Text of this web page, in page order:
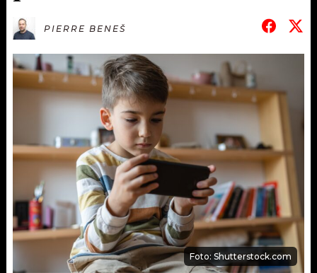
#NEBUDUDOMA
KALENDÁŘ
KVÍZY
TRENDY
KULTURA
MIX
OSTATNÍ
APLIKACE
PROGRAM
PLAYLIST
SOUTĚŽE
PIERRE BENEŠ
Foto: Shutterstock.com